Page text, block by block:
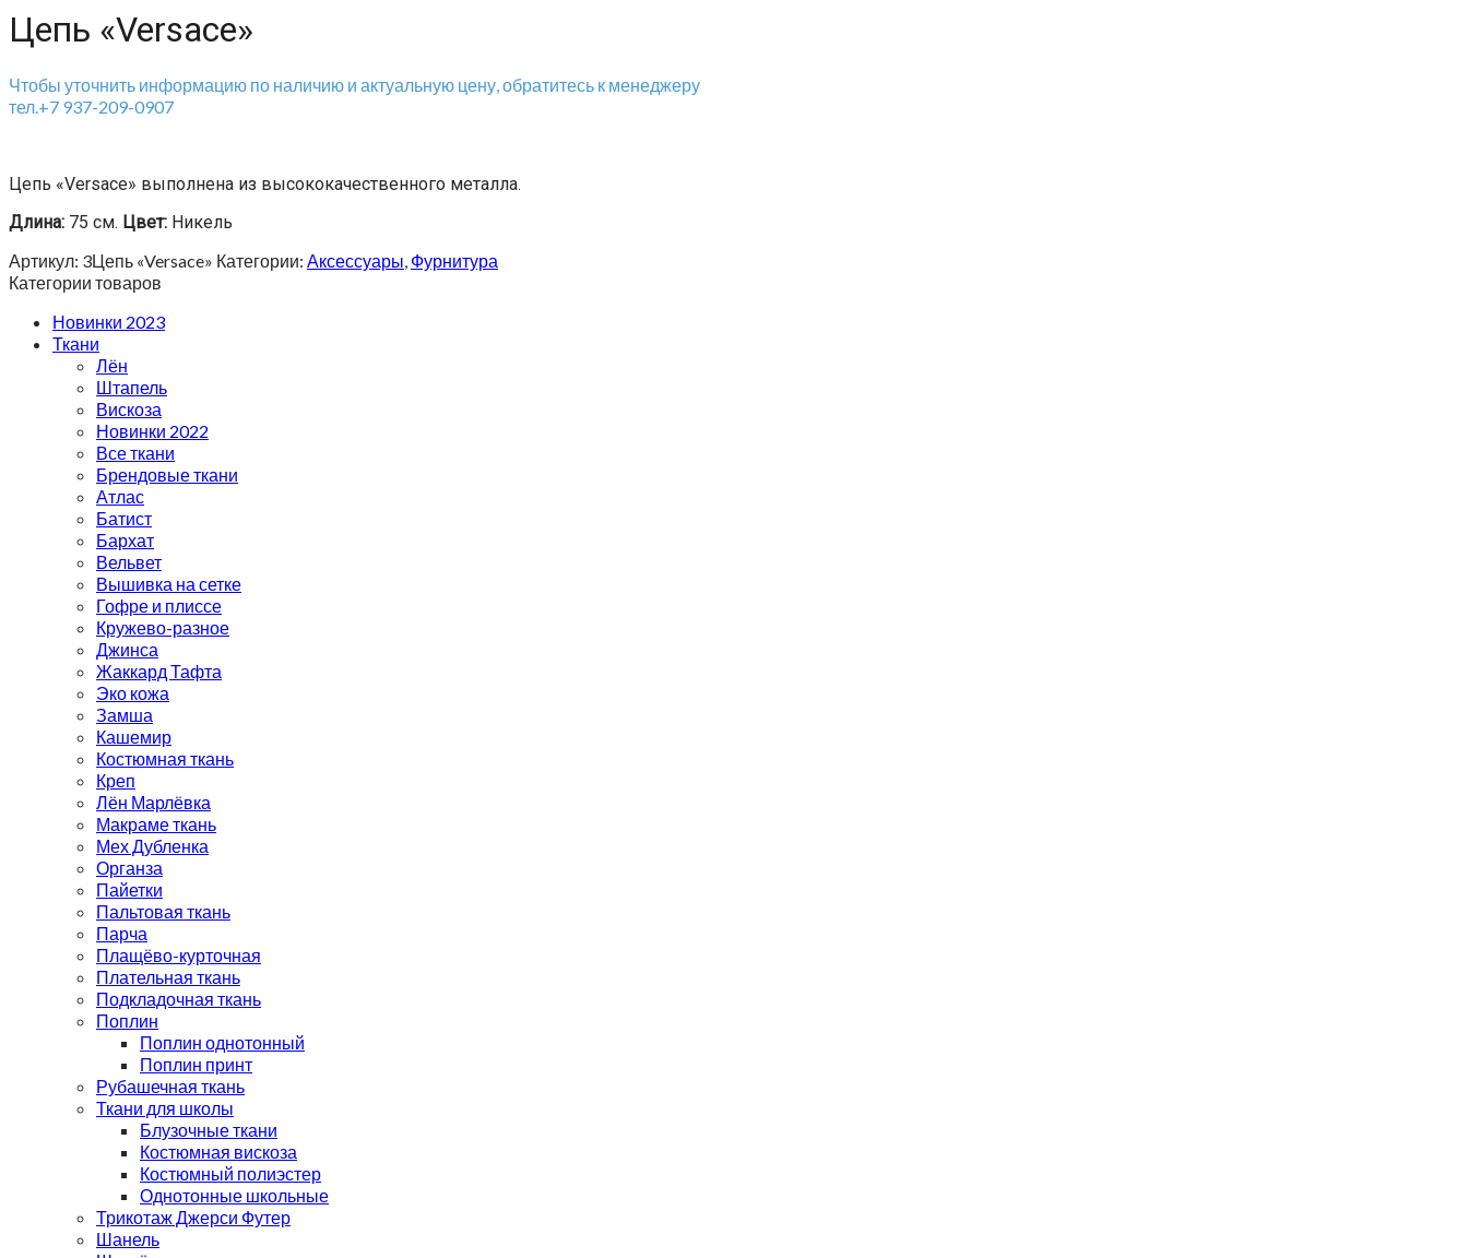
Цепь «Versace»
Чтобы уточнить информацию по наличию и актуальную цену, обратитесь к менеджеру
тел.+7 937-209-0907
Цепь «Versace» выполнена из высококачественного металла.
Длина: 75 см. Цвет: Никель
Артикул: 3Цепь «Versace» Категории: Аксессуары, Фурнитура
Категории товаров
Новинки 2023
Ткани
Лён
Штапель
Вискоза
Новинки 2022
Все ткани
Брендовые ткани
Атлас
Батист
Бархат
Вельвет
Вышивка на сетке
Гофре и плиссе
Кружево-разное
Джинса
Жаккард Тафта
Эко кожа
Замша
Кашемир
Костюмная ткань
Креп
Лён Марлёвка
Макраме ткань
Мех Дубленка
Органза
Пайетки
Пальтовая ткань
Парча
Плащёво-курточная
Плательная ткань
Подкладочная ткань
Поплин
Поплин однотонный
Поплин принт
Рубашечная ткань
Ткани для школы
Блузочные ткани
Костюмная вискоза
Костюмный полиэстер
Однотонные школьные
Трикотаж Джерси Футер
Шанель